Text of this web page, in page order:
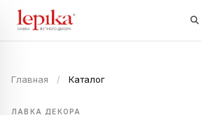
Главная / Каталог
ЛАВКА ДЕКОРА